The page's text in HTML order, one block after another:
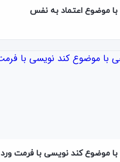
با موضوع اعتماد به نفس
با موضوع کند نویسی با فرمت ورد